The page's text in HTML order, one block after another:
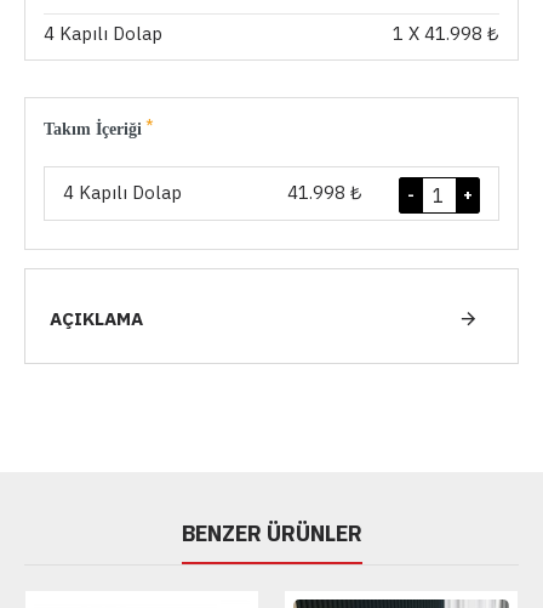
4 Kapılı Dolap
1 X 41.998 ₺
Takım İçeriği
4 Kapılı Dolap 41.998 ₺ +
-
AÇIKLAMA
BENZER ÜRÜNLER